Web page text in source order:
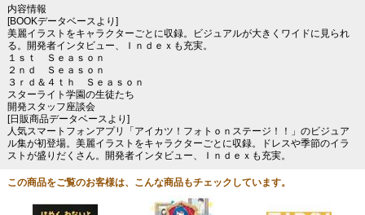
内容情報
[BOOKデータベースより]
美麗イラストをキャラクターごとに収録。ビジュアルが大きくワイドに見られ
る。開発者インタビュー、Ｉｎｄｅｘも充実。
１ｓｔ Ｓｅａｓｏｎ
２ｎｄ Ｓｅａｓｏｎ
３ｒｄ＆４ｔｈ Ｓｅａｓｏｎ
スターライト学園の生徒たち
開発スタッフ座談会
[日販商品データベースより]
人気スマートフォンアプリ「アイカツ！フォトｏｎステージ！！」のビジュア
ル集が初登場。美麗イラストをキャラクターごとに収録。ドレスや季節のイラ
ストが盛りだくさん。開発者インタビュー、Ｉｎｄｅｘも充実。
この商品をご覧のお客様は、こんな商品もチェックしています。